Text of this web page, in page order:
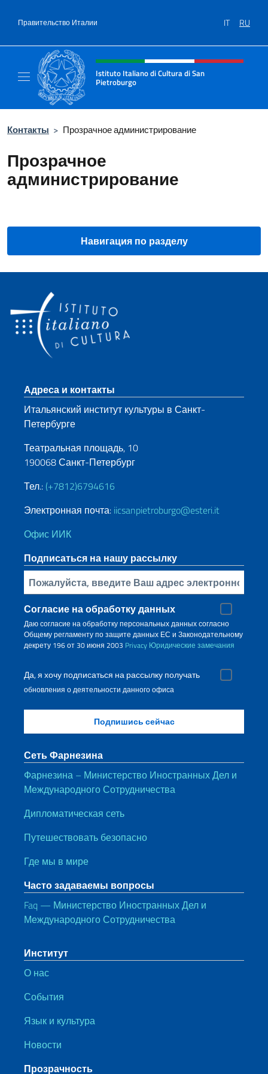
Правительство Италии IT RU
Шапка сайта, соцсети и
Istituto Italiano di Cultura di San
Pietroburgo
Контакты > Прозрачное администрирование
Прозрачное
администрирование
Навигация по разделу
Нижний колонтитул
Адреса и контакты
Итальянский институт культуры в Санкт-
Петербурге
Театральная площадь, 10
190068 Санкт-Петербург
Тел.: (+7812)6794616
Электронная почта: iicsanpietroburgo@esteri.it
Офис ИИК
Подписаться на нашу рассылку
Bставьте свой адрес электронной почты
Согласие на обработку данных
Даю согласие на обработку персональных данных согласно
Общему регламенту по защите данных ЕС и Законодательному
декрету 196 от 30 июня 2003 Privacy Юридические замечания
Да, я хочу подписаться на рассылку получать
обновления о деятельности данного офиса
Сеть Фарнезина
Фарнезина – Министерство Иностранных Дел и
Международного Сотрудничества
Дипломатическая сеть
Путешествовать безопасно
Где мы в мире
Часто задаваемы вопросы
Faq — Министерство Иностранных Дел и
Международного Сотрудничества
Институт
О нас
События
Язык и культура
Новости
Прозрачность